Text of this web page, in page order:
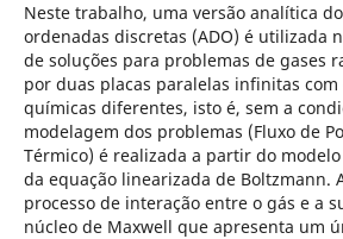
Neste trabalho, uma versão analítica
ordenadas discretas (ADO) é utilizada
de soluções para problemas de gases
por duas placas paralelas infinitas
químicas diferentes, isto é, sem a
modelagem dos problemas (Fluxo de
Térmico) é realizada a partir do
da equação linearizada de Boltzmann.
processo de interação entre o gás e a
núcleo de Maxwell que apresenta um